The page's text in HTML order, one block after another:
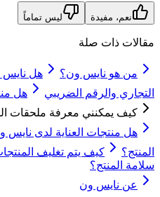
نعم، مفيدة ليس تماماً
مقالات ذات صلة
من هو نايس ون؟ هل نايس
التجاري والرقم الضريبي
هل
كيف يمكنني معرفة ملحقات
هل منتجات العناية لدى نايس
المنتج؟
كيف يتم تغليف
سلامة المنتج؟
عن نايس ون